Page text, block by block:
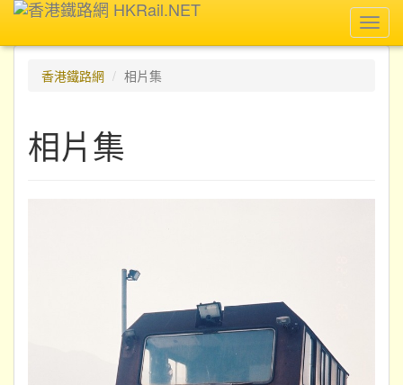
香港鐵路網
相片集
相片集